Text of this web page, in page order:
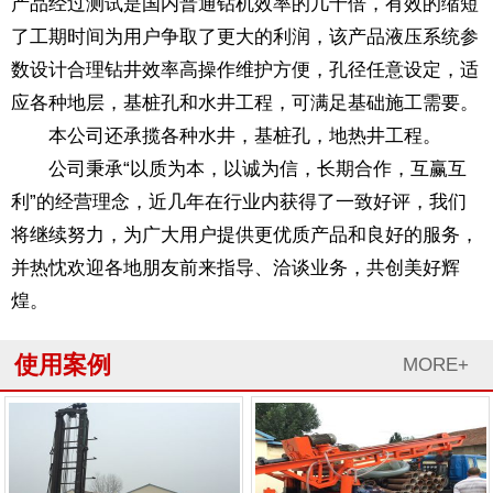
了工期时间为用户争取了更大的利润，该产品液压系统参
数设计合理钻井效率高操作维护方便，孔径任意设定，适
应各种地层，基桩孔和水井工程，可满足基础施工需要。
本公司还承揽各种水井，基桩孔，地热井工程。
公司秉承“以质为本，以诚为信，长期合作，互赢互
利”的经营理念，近几年在行业内获得了一致好评，我们
将继续努力，为广大用户提供更优质产品和良好的服务，
并热忱欢迎各地朋友前来指导、洽谈业务，共创美好辉
煌。
使用案例 MORE+